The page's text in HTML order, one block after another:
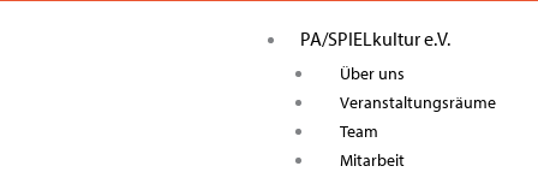
PA/SPIELkultur e.V.
Über uns
Veranstaltungsräume
Team
Mitarbeit